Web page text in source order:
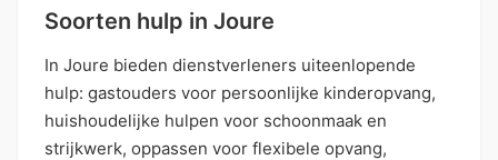
Soorten hulp in Joure
In Joure bieden dienstverleners uiteenlopende
hulp: gastouders voor persoonlijke kinderopvang,
huishoudelijke hulpen voor schoonmaak en
strijkwerk, oppassen voor flexibele opvang,